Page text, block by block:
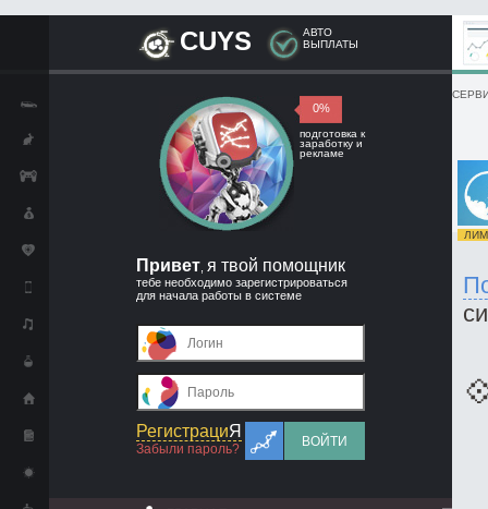
CUYS
АВТО
ВЫПЛАТЫ
0%
подготовка к
заработку и
рекламе
Привет я твой помощник
тебе необходимо зарегистрироваться
для начала работы в системе
РегистрациЯ
Забыли пароль?
ВОЙТИ